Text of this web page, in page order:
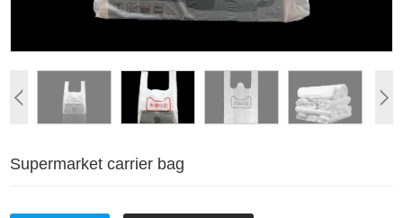
Supermarket carrier bag